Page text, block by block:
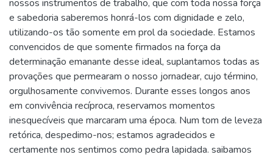
nossos instrumentos de trabalho, que com toda nossa força
e sabedoria saberemos honrá-los com dignidade e zelo,
utilizando-os tão somente em prol da sociedade. Estamos
convencidos de que somente firmados na força da
determinação emanante desse ideal, suplantamos todas as
provações que permearam o nosso jornadear, cujo término,
orgulhosamente convivemos. Durante esses longos anos
em convivência recíproca, reservamos momentos
inesquecíveis que marcaram uma época. Num tom de leveza
retórica, despedimo-nos; estamos agradecidos e
certamente nos sentimos como pedra lapidada. saibamos